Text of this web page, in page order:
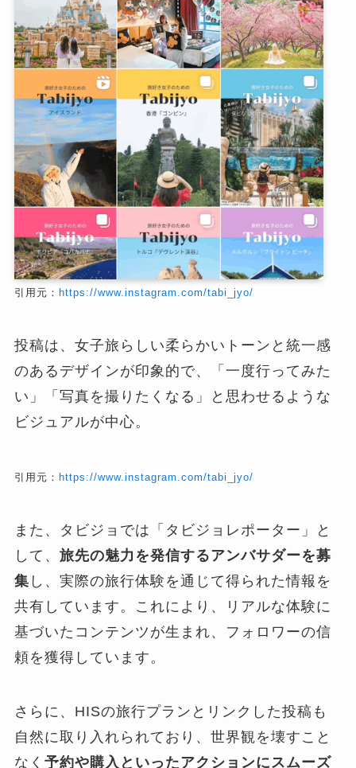
引用元： https://www.instagram.com/tabi_jyo/
投稿は、女子旅らしい柔らかいトーンと統一感
のあるデザインが印象的で、「一度行ってみた
い」「写真を撮りたくなる」と思わせるような
ビジュアルが中心。
引用元： https://www.instagram.com/tabi_jyo/
また、タビジョでは「タビジョレポーター」と
して、 旅先の魅力を発信するアンバサダーを募
集 し、実際の旅行体験を通じて得られた情報を
共有しています。​これにより、リアルな体験に
基づいたコンテンツが生まれ、フォロワーの信
頼を獲得しています。
さらに、HISの旅行プランとリンクした投稿も
自然に取り入れられており、世界観を壊すこと
なく 予約や購入といったアクションにスムーズ